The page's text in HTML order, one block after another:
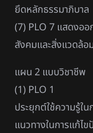
ยึดหลักธรรมาภิบาล
(7) PLO 7 แสดงอ
สังคมและสิ่งแวดล้อ
แผน 2 แบบวิชาชีพ
(1) PLO 1
ประยุกต์ใช้ความรู้ใ
แนวทางในการแก้ไ